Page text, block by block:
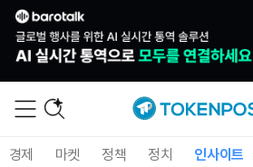
경제 마켓 정책 정치 인사이트
Solana (SOL)